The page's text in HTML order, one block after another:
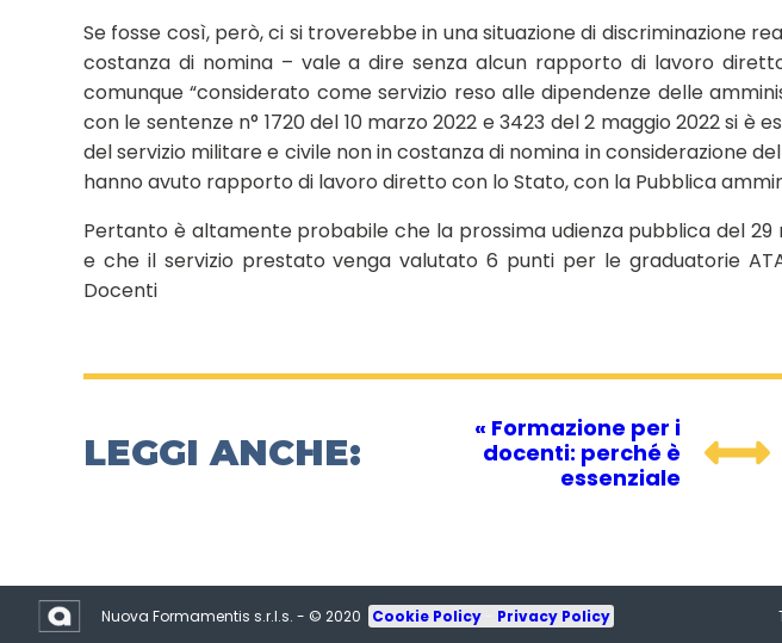
Se fosse così, però, ci si troverebbe in una situazione di discriminazione
costanza di nomina – vale a dire senza alcun rapporto di lavoro
comunque “considerato come servizio reso alle dipendenze delle
con le sentenze n° 1720 del 10 marzo 2022 e 3423 del 2 maggio 2022 si è
del servizio militare e civile non in costanza di nomina in considerazione
hanno avuto rapporto di lavoro diretto con lo Stato, con la Pubblica
Pertanto è altamente probabile che la prossima udienza pubblica del
e che il servizio prestato venga valutato 6 punti per le graduatorie
Docenti
LEGGI ANCHE:
« Formazione per i
docenti: perché è
essenziale
Nuova Formamentis s.r.l.s. - © 2020 Cookie Policy Privacy Policy